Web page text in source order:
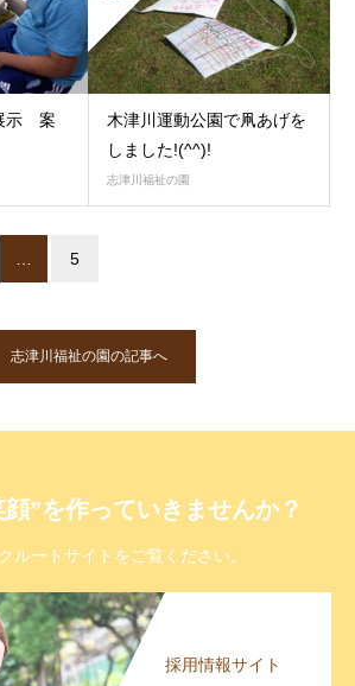
示 案
木津川運動公園で凧あげを
しました!(^^)!
志津川福祉の園
5
志津川福祉の園の記事へ
”を作っていきませんか？
ルートサイトをご覧ください。
採用情報サイト